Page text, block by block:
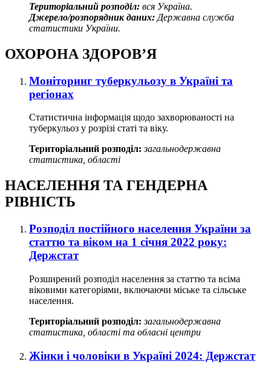
Територіальний розподіл: вся Україна.
Джерело/розпорядник даних: Державна служба
статистики України.
ОХОРОНА ЗДОРОВ’Я
Моніторинг туберкульозу в Україні та
регіонах
Статистична інформація щодо захворюваності на
туберкульоз у розрізі статі та віку.
Територіальний розподіл: загальнодержавна
статистика, області
НАСЕЛЕННЯ ТА ГЕНДЕРНА
РІВНІСТЬ
Розподіл постійного населення України за
статтю та віком на 1 січня 2022 року:
Держстат
Розширений розподіл населення за статтю та всіма
віковими категоріями, включаючи міське та сільське
населення.
Територіальний розподіл: загальнодержавна
статистика, області та обласні центри
Жінки і чоловіки в Україні 2024: Держстат